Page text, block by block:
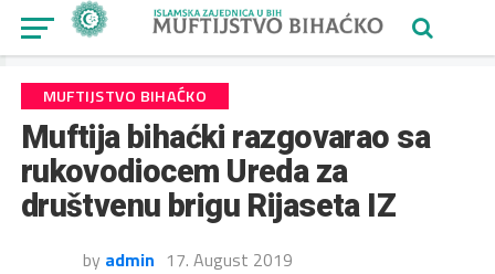
MUFTIJSTVO BIHAĆKO
Muftija bihaćki razgovarao sa
rukovodiocem Ureda za
društvenu brigu Rijaseta IZ
by admin 17. August 2019